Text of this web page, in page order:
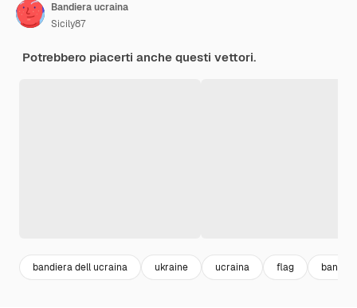
Bandiera ucraina
Sicily87
Potrebbero piacerti anche questi vettori.
bandiera dell ucraina ukraine ucraina flag